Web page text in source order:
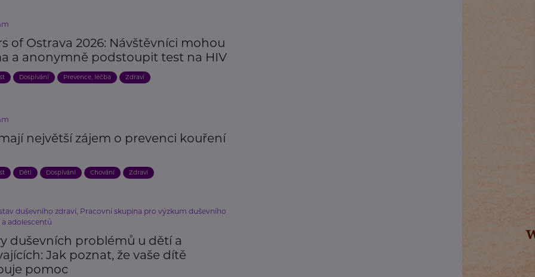
of Ostrava 2026: Návštěvníci mohou
a anonymně podstoupit test na HIV
Dospívání Prevence, léčba Zdraví
největší zájem o prevenci kouření
Děti Dospívání Chování Zdraví
duševního zdraví, Pracovní skupina pro výzkum duševního
adolescentů
duševních problémů u dětí a
Jak poznat, že vaše dítě
pomoc